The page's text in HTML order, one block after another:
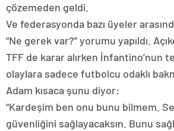
çözemeden geldi.
Ve federasyonda bazı üyeler
“Ne gerek var?” yorumu yapıldı.
TFF de karar alırken İnfantino’nun
olaylara sadece futbolcu odaklı
Adam kısaca şunu diyor:
“Kardeşim ben onu bunu bilmem.
güvenliğini sağlayacaksın. Bunu